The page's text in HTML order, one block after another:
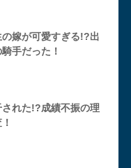
の嫁が可愛すぎる!?出
手だった！
れた!?成績不振の理